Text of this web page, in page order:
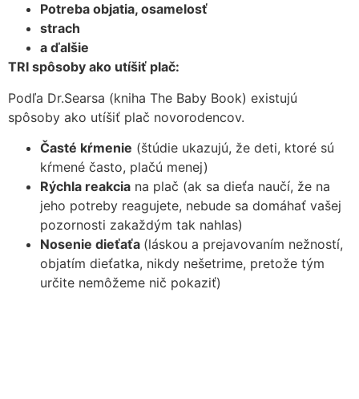
Potreba objatia, osamelosť
strach
a ďalšie
TRI spôsoby ako utíšiť plač:
Podľa Dr.Searsa (kniha The Baby Book) existujú
spôsoby ako utíšiť plač novorodencov.
Časté kŕmenie (štúdie ukazujú, že deti, ktoré sú
kŕmené často, plačú menej)
Rýchla reakcia na plač (ak sa dieťa naučí, že na
jeho potreby reagujete, nebude sa domáhať vašej
pozornosti zakaždým tak nahlas)
Nosenie dieťaťa (láskou a prejavovaním nežností,
objatím dieťatka, nikdy nešetrime, pretože tým
určite nemôžeme nič pokaziť)